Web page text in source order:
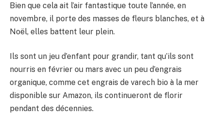
Bien que cela ait l’air fantastique toute l’année, en
novembre, il porte des masses de fleurs blanches, et à
Noël, elles battent leur plein.
Ils sont un jeu d’enfant pour grandir, tant qu’ils sont
nourris en février ou mars avec un peu d’engrais
organique, comme cet engrais de varech bio à la mer
disponible sur Amazon, ils continueront de florir
pendant des décennies.